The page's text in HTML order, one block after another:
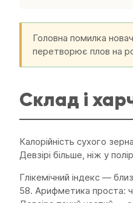
Головна помилка
перетворює плов на
Склад і
Калорійність сухого
Девзірі більше, ніж у
Глікемічний індекс —
58. Арифметика проста: